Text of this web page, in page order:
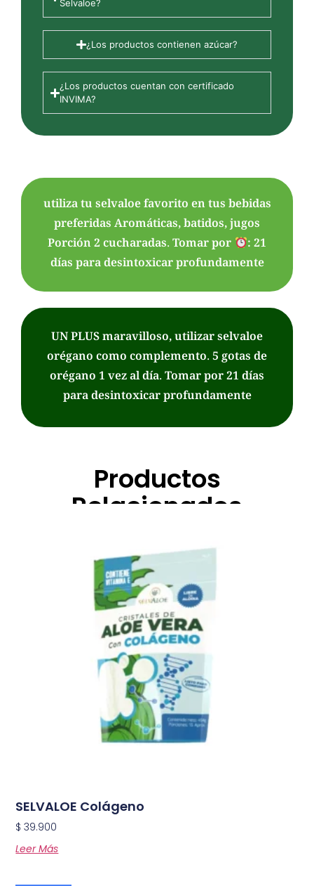
Selvaloe?
¿Los productos contienen azúcar?
¿Los productos cuentan con certificado
INVIMA?
utiliza tu selvaloe favorito en tus bebidas
preferidas Aromáticas, batidos, jugos
Porción 2 cucharadas. Tomar por
: 21
días para desintoxicar profundamente
UN PLUS maravilloso, utilizar selvaloe
orégano como complemento. 5 gotas de
orégano 1 vez al día. Tomar por 21 días
para desintoxicar profundamente
Productos
Relacionados
SELVALOE Colágeno
$ 39.900
Leer Más